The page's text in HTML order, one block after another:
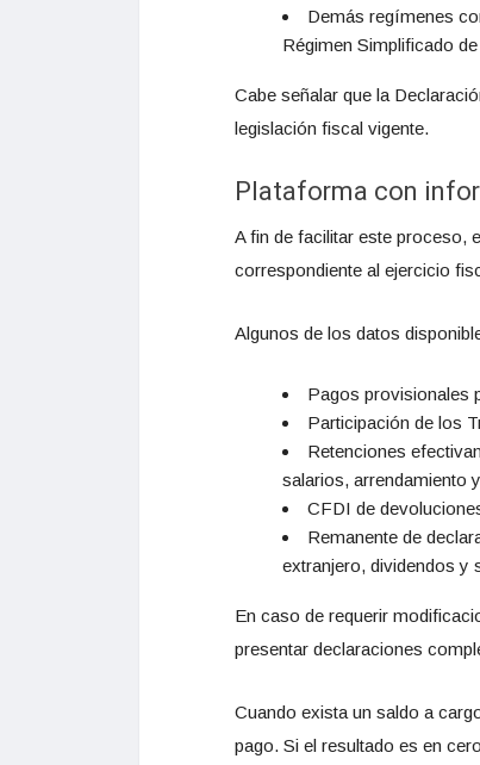
Demás regímenes
Régimen Simplificado
Cabe señalar que la
legislación fiscal vigente.
Plataforma con
A fin de facilitar este proceso,
correspondiente al ejercicio
Algunos de los datos
Pagos provisionales
Participación de los
Retenciones
salarios, arrendamiento
CFDI de
Remanente de
extranjero, dividendos y
En caso de requerir
presentar declaraciones
Cuando exista un saldo a
pago. Si el resultado es en